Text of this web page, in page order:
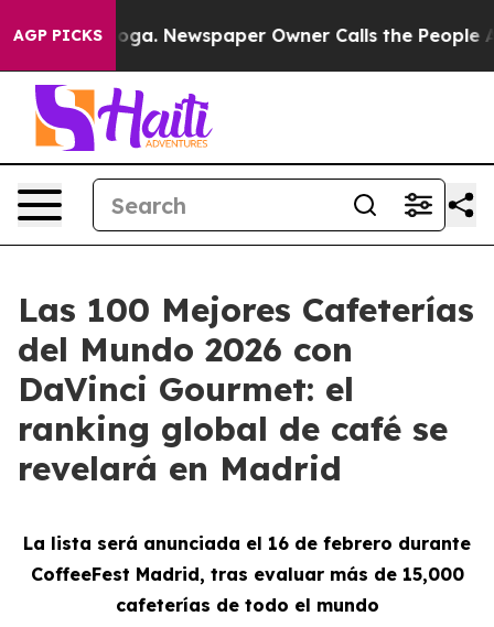
AGP PICKSNewspaper Owner Calls the People
Las 100 Mejores Cafeterías
del Mundo 2026 con
DaVinci Gourmet: el
ranking global de café se
revelará en Madrid
La lista será anunciada el 16 de febrero durante
CoffeeFest Madrid, tras evaluar más de 15,000
cafeterías de todo el mundo